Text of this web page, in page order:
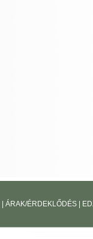
ÁRAK/ÉRDEKLŐDÉS